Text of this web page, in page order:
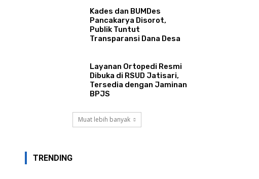
Kades dan BUMDes
Pancakarya Disorot,
Publik Tuntut
Transparansi Dana Desa
Layanan Ortopedi Resmi
Dibuka di RSUD Jatisari,
Tersedia dengan Jaminan
BPJS
Muat lebih banyak
TRENDING